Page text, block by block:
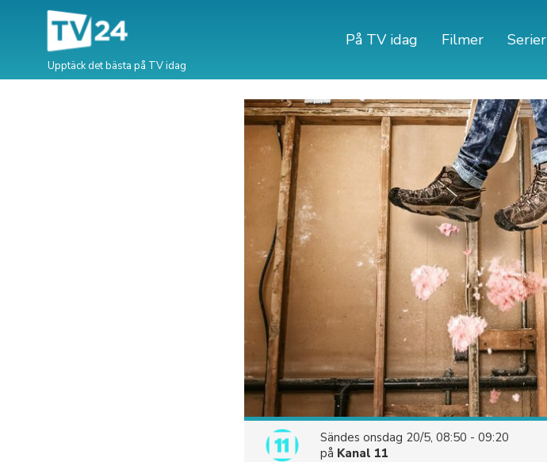
Upptäck det bästa på TV idag
På TV idag Filmer Serier
Sändes onsdag 20/5, 08:50 - 09:20
på Kanal 11